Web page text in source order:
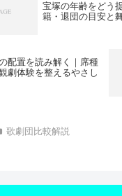
宝塚の年齢をどう
籍・退団の目安と
配置を読み解く｜席種
劇体験を整えるやさし
歌劇団比較解説